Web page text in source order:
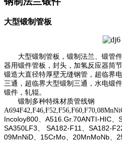
大型锻制管板
大型锻制管板，锻制法兰、锻管
器用锻件管板，封头，加氢反应器筒
锻造大直径特厚壁无缝钢管，超临界
三通，超临界大型锻制三通，水电锻
锻件，轧辊。
锻制多种特殊材质管线钢
A694F42,F46,F52,F56,F60,F70,
Incoloy800、 A516.Gr.70ANTI-HIC、
SA350LF3、 SA182-F11、 SA182-
09MnNiD、 15CrMo、 20MnMoNb、